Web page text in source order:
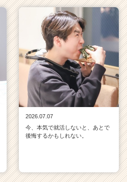
2026.07.07
今、本気で就活しないと、あとで
後悔するかもしれない。